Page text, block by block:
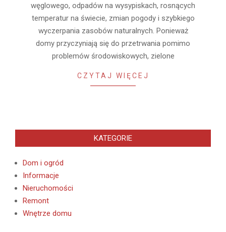
węglowego, odpadów na wysypiskach, rosnących
temperatur na świecie, zmian pogody i szybkiego
wyczerpania zasobów naturalnych. Ponieważ
domy przyczyniają się do przetrwania pomimo
problemów środowiskowych, zielone
CZYTAJ WIĘCEJ
KATEGORIE
Dom i ogród
Informacje
Nieruchomości
Remont
Wnętrze domu